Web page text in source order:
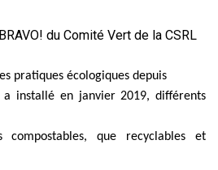
du Comité Vert de la CSRL
pratiques écologiques depuis
a installé en janvier 2019, différents
que recyclables et